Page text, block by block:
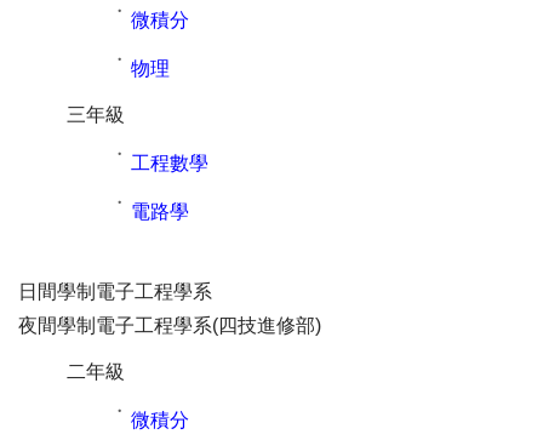
˙ 微積分
˙ 物理
三年級
˙ 工程數學
˙ 電路學
日間學制電子工程學系
夜間學制電子工程學系(四技進修部)
二年級
˙ 微積分